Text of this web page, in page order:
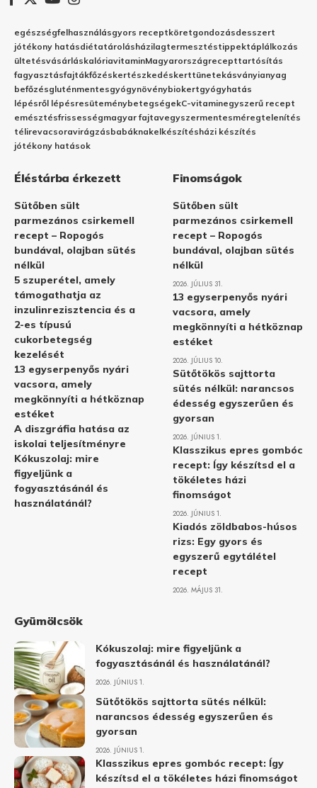
egészségfelhasználásgyors receptköretgondozásdesszert
jótékony hatásdiétatárolásházilagtermesztéstippektáplálkozás
ültetésvásárláskalóriavitaminMagyarországrecepttartósítás
fagyasztásfajtákfőzéskertészkedéskerttünetekásványianyag
befőzésgluténmentesgyógynövénybiokertgyógyhatás
lépésről lépésresüteménybetegségekC-vitaminegyszerű recept
emésztésfrissességmagyar fajtavegyszermentesméregtelenítés
télirevacsoravirágzásbabáknakelkészítésházi készítés
jótékony hatások
Éléstárba érkezett
Sütőben sült
parmezános csirkemell
recept – Ropogós
bundával, olajban sütés
nélkül
5 szuperétel, amely
támogathatja az
inzulinrezisztencia és a
2-es típusú
cukorbetegség
kezelését
13 egyserpenyős nyári
vacsora, amely
megkönnyíti a hétköznap
estéket
A diszgráfia hatása az
iskolai teljesítményre
Kókuszolaj: mire
figyeljünk a
fogyasztásánál és
használatánál?
Finomságok
Sütőben sült
parmezános csirkemell
recept – Ropogós
bundával, olajban sütés
nélkül
2026. JÚLIUS 31.
13 egyserpenyős nyári
vacsora, amely
megkönnyíti a hétköznap
estéket
2026. JÚLIUS 10.
Sütőtökös sajttorta
sütés nélkül: narancsos
édesség egyszerűen és
gyorsan
2026. JÚNIUS 1.
Klasszikus epres gombóc
recept: Így készítsd el a
tökéletes házi
finomságot
2026. JÚNIUS 1.
Kiadós zöldbabos-húsos
rizs: Egy gyors és
egyszerű egytálétel
recept
2026. MÁJUS 31.
Gyümölcsök
Kókuszolaj: mire figyeljünk a
fogyasztásánál és használatánál?
2026. JÚNIUS 1.
Sütőtökös sajttorta sütés nélkül:
narancsos édesség egyszerűen és
gyorsan
2026. JÚNIUS 1.
Klasszikus epres gombóc recept: Így
készítsd el a tökéletes házi finomságot